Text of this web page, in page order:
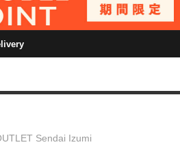
Sendai Izumi